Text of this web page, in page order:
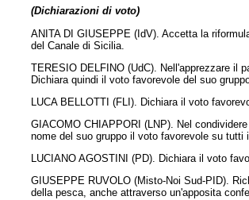
(Dichiarazioni di voto)
ANITA DI GIUSEPPE (IdV). Accetta la
del Canale di Sicilia.
TERESIO DELFINO (UdC). Nell'apprezzare il
Dichiara quindi il voto favorevole del suo
LUCA BELLOTTI (FLI). Dichiara il voto
GIACOMO CHIAPPORI (LNP). Nel
nome del suo gruppo il voto favorevole su
LUCIANO AGOSTINI (PD). Dichiara il voto
GIUSEPPE RUVOLO (Misto-Noi Sud-PID).
della pesca, anche attraverso un'apposita